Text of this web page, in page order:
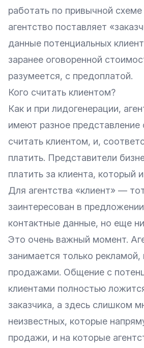
работать по привычной схеме
агентство поставляет
данные потенциальных
заранее оговоренной
разумеется, с предоплатой.
Кого считать клиентом?
Как и при лидогенерации,
имеют разное представление
считать клиентом, и,
платить. Представители
платить за клиента, который
Для агентства «клиент» —
заинтересован в
контактные данные, но еще
Это очень важный момент.
занимается только рекламой,
продажами. Общение с
клиентами полностью
заказчика, а здесь слишком
неизвестных, которые
продажи, и на которые